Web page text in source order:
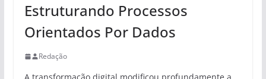
Estruturando Processos
Orientados Por Dados
Redação